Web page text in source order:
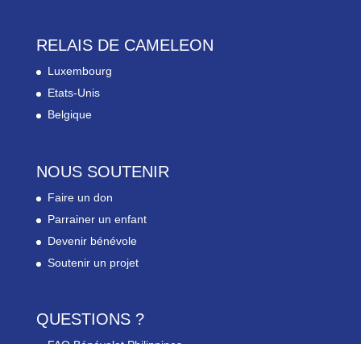
RELAIS DE CAMELEON
Luxembourg
Etats-Unis
Belgique
NOUS SOUTENIR
Faire un don
Parrainer un enfant
Devenir bénévole
Soutenir un projet
QUESTIONS ?